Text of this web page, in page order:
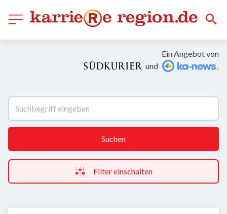
Ein Angebot von
und
Suchen
Filter einschalten